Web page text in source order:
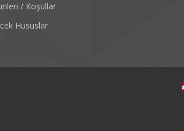
/ Koşullar
Hususlar